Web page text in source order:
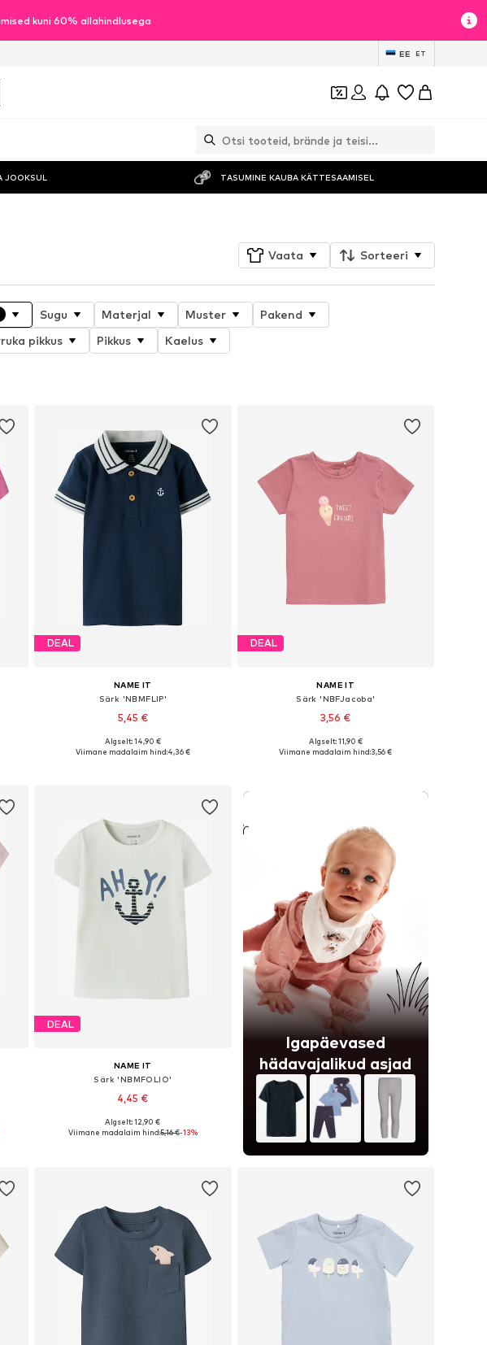
kuni 60% allahindlusega
EE ET
JOOKSUL TASUMINE KAUBA KÄTTESAAMISEL
Vaata Sorteeri
Sugu Materjal Muster
Pakend
pikkus Pikkus
Kaelus
DEAL
NAME IT
Särk 'NBMFLIP'
5,45 €
Saadaolevad suurused: 56, 62, 68, 74
Algselt: 14,90 €
Viimane madalaim hind:4,36 €
DEAL
NAME IT
Särk 'NBFJacoba'
3,56 €
Saadaolevad suurused: 56, 62, 68, 74
Algselt: 11,90 €
Viimane madalaim hind:3,56 €
DEAL
NAME IT
Särk 'NBMFOLIO'
4,45 €
Saadaolevad suurused: 56, 62, 68, 74
Algselt: 12,90 €
Viimane madalaim hind:5,16 €-13%
Igapäevased
hädavajalikud asjad